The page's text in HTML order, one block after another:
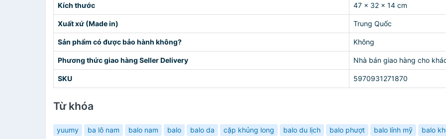
Kích thước 47 x 32 x 14 cm
Xuất xứ (Made in) Trung Quốc
Sản phẩm có được bảo hành không? Không
Phương thức giao hàng Seller Delivery Nhà bán giao hàng cho
SKU 5970931271870
Từ khóa
yuumy ba lô nam balo nam balo balo da cặp khủng long balo du lịch balo phượt balo lính mỹ balo